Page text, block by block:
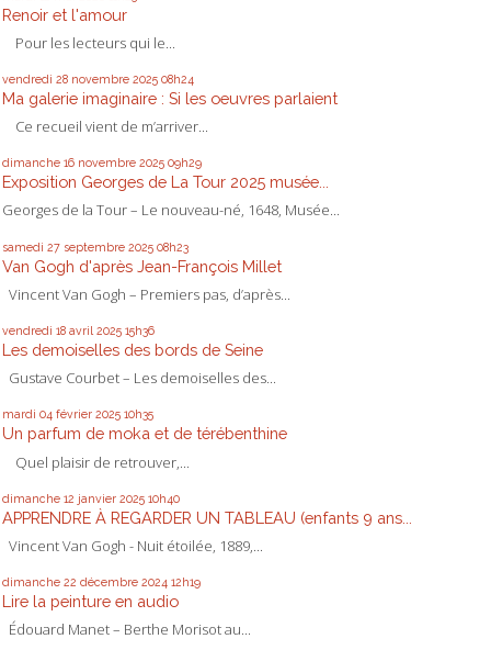
Renoir et l'amour
Pour les lecteurs qui le...
vendredi 28 novembre 2025 08h24
Ma galerie imaginaire : Si les oeuvres parlaient
Ce recueil vient de m’arriver...
dimanche 16 novembre 2025 09h29
Exposition Georges de La Tour 2025 musée...
Georges de la Tour – Le nouveau-né, 1648, Musée...
samedi 27 septembre 2025 08h23
Van Gogh d'après Jean-François Millet
Vincent Van Gogh – Premiers pas, d’après...
vendredi 18 avril 2025 15h36
Les demoiselles des bords de Seine
Gustave Courbet – Les demoiselles des...
mardi 04 février 2025 10h35
Un parfum de moka et de térébenthine
Quel plaisir de retrouver,...
dimanche 12 janvier 2025 10h40
APPRENDRE À REGARDER UN TABLEAU (enfants 9 ans...
Vincent Van Gogh - Nuit étoilée, 1889,...
dimanche 22 décembre 2024 12h19
Lire la peinture en audio
Édouard Manet – Berthe Morisot au...